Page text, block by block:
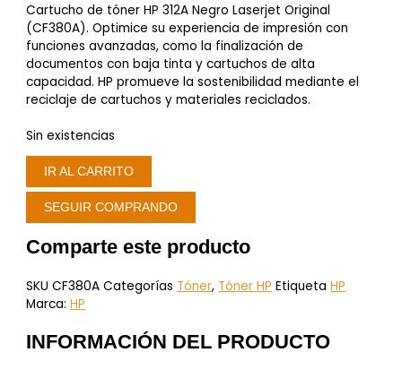
Cartucho de tóner HP 312A Negro Laserjet Original
(CF380A). Optimice su experiencia de impresión con
funciones avanzadas, como la finalización de
documentos con baja tinta y cartuchos de alta
capacidad. HP promueve la sostenibilidad mediante el
reciclaje de cartuchos y materiales reciclados.
Sin existencias
IR AL CARRITO
SEGUIR COMPRANDO
Comparte este producto
SKUCF380ACategorías Tóner, Tóner HP Etiqueta HP
Marca:HP
INFORMACIÓN DEL PRODUCTO